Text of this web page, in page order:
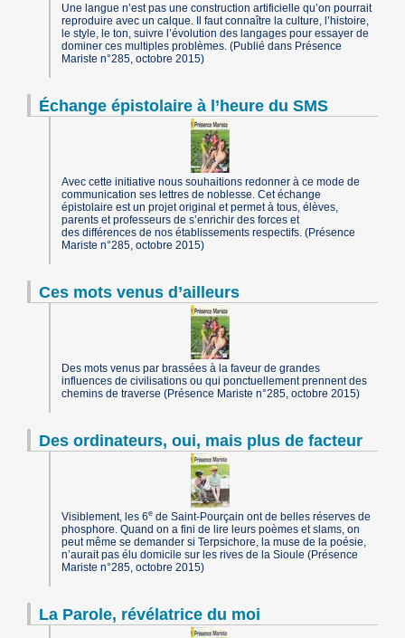
Une langue n’est pas une construction artificielle qu’on pourrait
reproduire avec un calque. Il faut connaître la culture, l’histoire,
le style, le ton, suivre l’évolution des langages pour essayer de
dominer ces multiples problèmes. (Publié dans Présence
Mariste n°285, octobre 2015)
Échange épistolaire à l’heure du SMS
Avec cette initiative nous souhaitions redonner à ce mode de
communication ses lettres de noblesse. Cet échange
épistolaire est un projet original et permet à tous, élèves,
parents et professeurs de s’enrichir des forces et
des différences de nos établissements respectifs. (Présence
Mariste n°285, octobre 2015)
Ces mots venus d’ailleurs
Des mots venus par brassées à la faveur de grandes
influences de civilisations ou qui ponctuellement prennent des
chemins de traverse (Présence Mariste n°285, octobre 2015)
Des ordinateurs, oui, mais plus de facteur
Visiblement, les 6e de Saint-Pourçain ont de belles réserves de
phosphore. Quand on a fini de lire leurs poèmes et slams, on
peut même se demander si Terpsichore, la muse de la poésie,
n’aurait pas élu domicile sur les rives de la Sioule (Présence
Mariste n°285, octobre 2015)
La Parole, révélatrice du moi